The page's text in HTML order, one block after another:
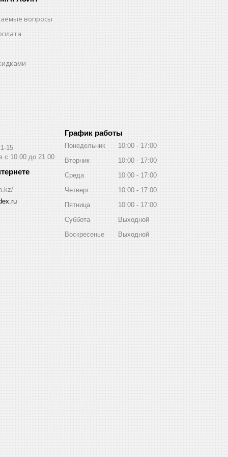
вопросы
15
с 10.00 до 21.00
График работы
Понедельник 10:00
17:00
Вторник
10:00
17:00
Среда
10:00
17:00
Четверг
10:00
17:00
Пятница
10:00
17:00
Суббота
Выходной
Воскресенье
Выходной